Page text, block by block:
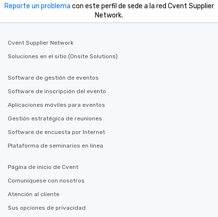
Reporte un problema con este perfil de sede a la red Cvent Supplier
Network.
Cvent Supplier Network
Soluciones en el sitio (Onsite Solutions)
Software de gestión de eventos
Software de inscripción del evento
Aplicaciones móviles para eventos
Gestión estratégica de reuniones
Software de encuesta por Internet
Plataforma de seminarios en línea
Página de inicio de Cvent
Comuníquese con nosotros
Atención al cliente
Sus opciones de privacidad